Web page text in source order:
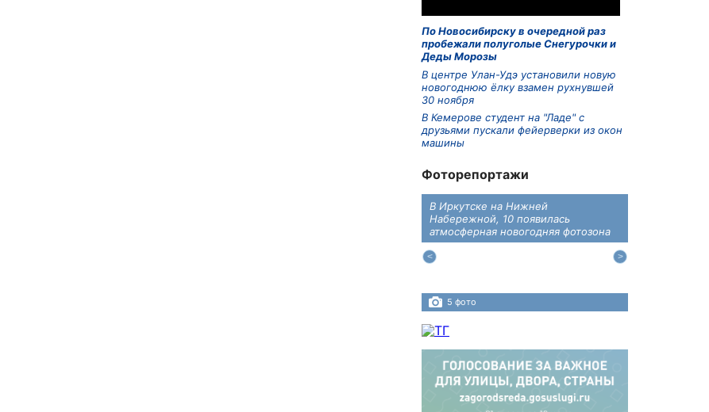
По Новосибирску в очередной раз
пробежали полуголые Снегурочки и
Деды Морозы
В центре Улан-Удэ установили новую
новогоднюю ёлку взамен рухнувшей
30 ноября
В Кемерове студент на "Ладе" с
друзьями пускали фейерверки из окон
машины
Фоторепортажи
В Иркутске на Нижней
Набережной, 10 появилась
атмосферная новогодняя фотозона
5 фото